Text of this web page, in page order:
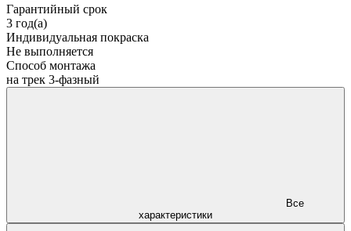
Гарантийный срок
3 год(а)
Индивидуальная покраска
Не выполняется
Способ монтажа
на трек 3-фазный
характеристики